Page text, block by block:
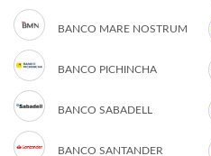
BANCO MARE NOSTRUM
BANCO PICHINCHA
BANCO SABADELL
BANCO SANTANDER